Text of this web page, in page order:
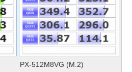
PX-512M8VG (M.2)